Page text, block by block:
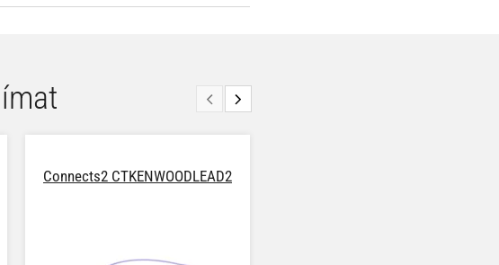
Connects2 CTKENWOODLEAD2